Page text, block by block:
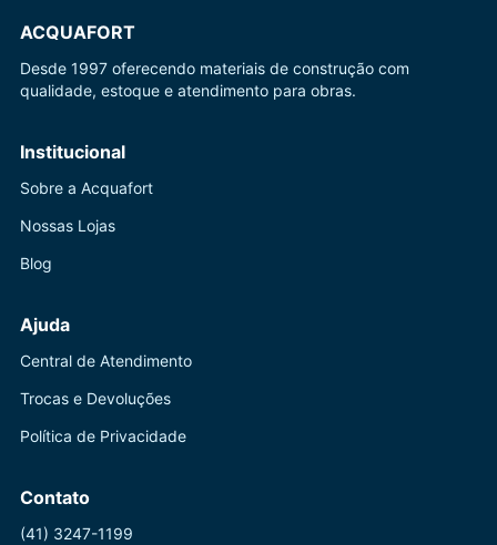
ACQUAFORT
Desde 1997 oferecendo materiais de construção com
qualidade, estoque e atendimento para obras.
Institucional
Sobre a Acquafort
Nossas Lojas
Blog
Ajuda
Central de Atendimento
Trocas e Devoluções
Política de Privacidade
Contato
(41) 3247-1199